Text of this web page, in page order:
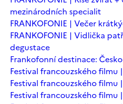
mezinárodních specialit
FRANKOFONIE | Večer
FRANKOFONIE | Vidlička
degustace
Frankofonní destinace:
Festival francouzského filmu
Festival francouzského filmu
Festival francouzského filmu